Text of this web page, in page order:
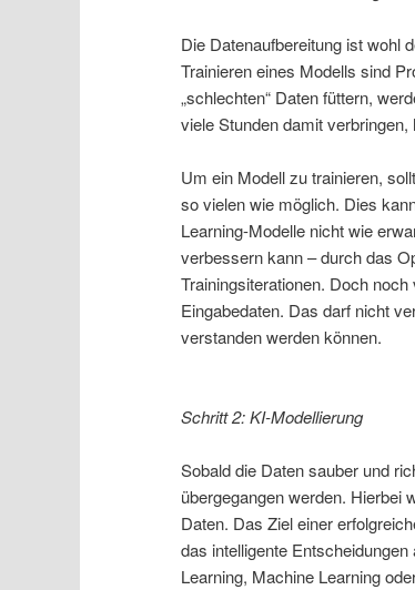
Die Datenaufbereitung ist wohl
Trainieren eines Modells sind
„schlechten“ Daten füttern,
viele Stunden damit
Um ein Modell zu trainieren,
so vielen wie möglich. Dies
Learning-Modelle nicht wie
verbessern kann – durch das
Trainingsiterationen. Doch
Eingabedaten. Das darf nicht
verstanden werden können.
Schritt 2: KI-Modellierung
Sobald die Daten sauber und
übergegangen werden. Hierbei
Daten. Das Ziel einer
das intelligente
Learning, Machine Learning